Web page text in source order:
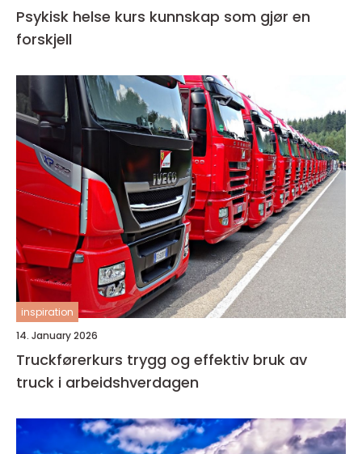
Psykisk helse kurs kunnskap som gjør en
forskjell
inspiration
14. January 2026
Truckførerkurs trygg og effektiv bruk av
truck i arbeidshverdagen